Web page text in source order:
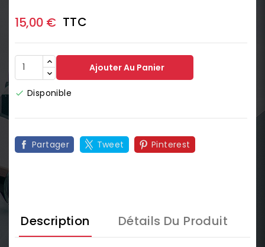
15,00 € TTC
Ajouter Au Panier
 Disponible
Partager Tweet Pinterest
Description Détails Du Produit